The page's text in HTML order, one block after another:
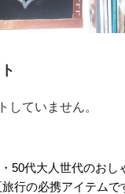
していません。
50代大人世代のおし
行の必携アイテムで